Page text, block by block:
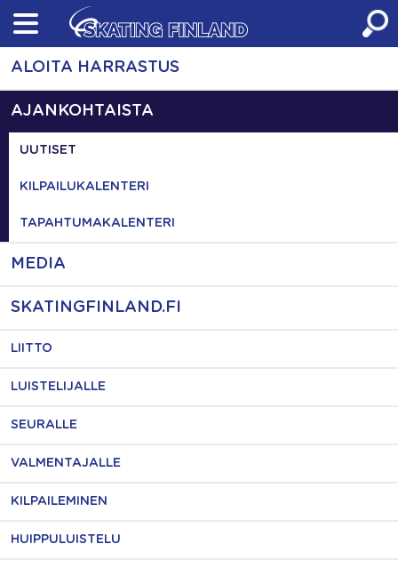
Skip
content
ALOITA HARRASTUS
AJANKOHTAISTA
UUTISET
KILPAILUKALENTERI
TAPAHTUMAKALENTERI
MEDIA
SKATINGFINLAND.FI
LIITTO
LUISTELIJALLE
SEURALLE
VALMENTAJALLE
KILPAILEMINEN
HUIPPULUISTELU